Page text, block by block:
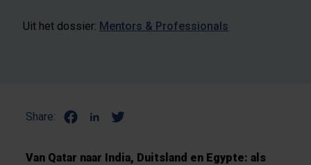
Uit het dossier: Mentors & Professionals
Share:
Van Qatar naar India, Duitsland en Egypte: als